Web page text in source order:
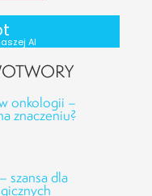
AI
onkologii –
znaczeniu?
szansa dla